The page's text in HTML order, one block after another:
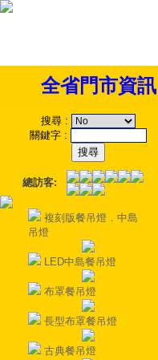
全省門市資訊
搜尋 :
關鍵字 :
總訪客:
複刻版餐吊燈．中島
吊燈
LED中島餐吊燈
布罩餐吊燈
長型布罩餐吊燈
古典餐吊燈